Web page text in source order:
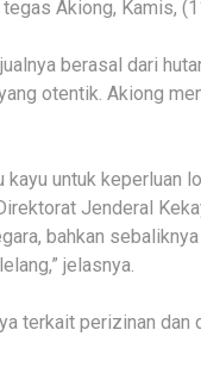
Akiong, Kamis,
berasal dari
otentik. Akiong
kayu untuk keperluan
Jenderal
bahkan
jelasnya.
terkait perizinan dan